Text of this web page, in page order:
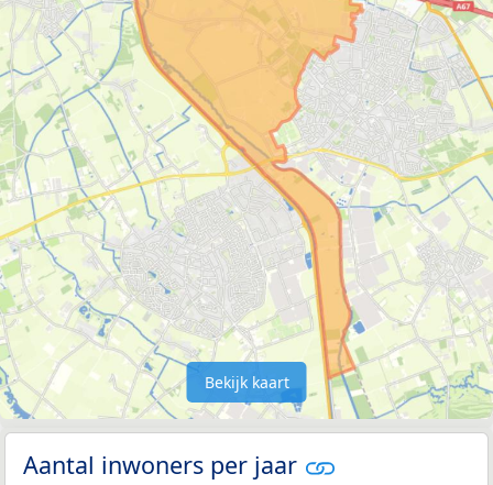
Bekijk kaart
Aantal inwoners per jaar